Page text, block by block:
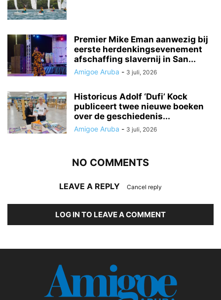
Premier Mike Eman aanwezig bij
eerste herdenkingsevenement
afschaffing slavernij in San...
Amigoe Aruba - 3 juli, 2026
Historicus Adolf ‘Dufi’ Kock
publiceert twee nieuwe boeken
over de geschiedenis...
Amigoe Aruba - 3 juli, 2026
NO COMMENTS
LEAVE A REPLY Cancel reply
LOG IN TO LEAVE A COMMENT